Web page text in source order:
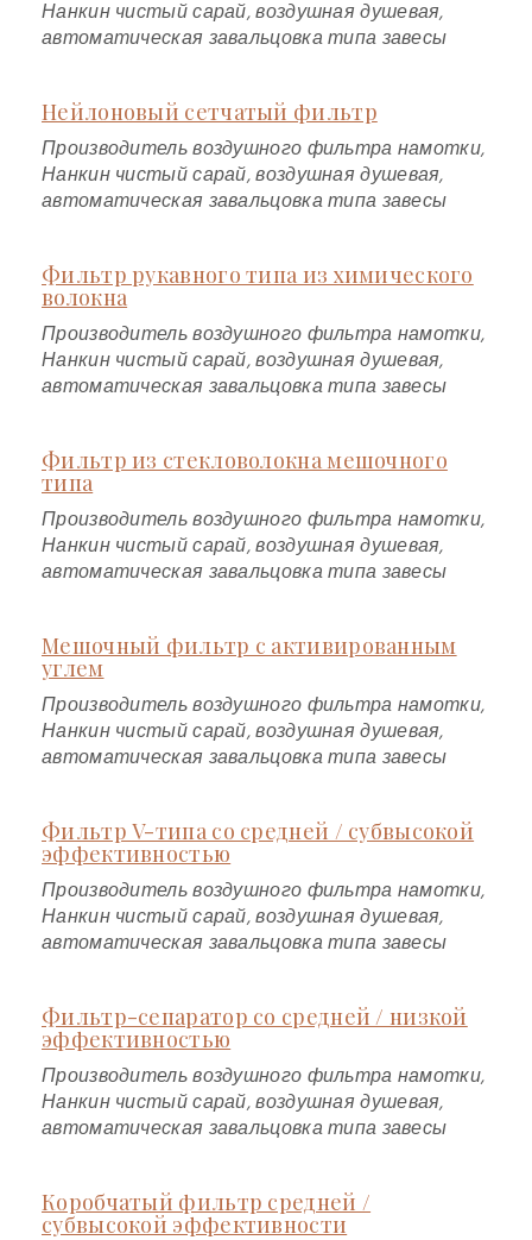
Нанкин чистый сарай, воздушная душевая,
автоматическая завальцовка типа завесы
Нейлоновый сетчатый фильтр
Производитель воздушного фильтра намотки,
Нанкин чистый сарай, воздушная душевая,
автоматическая завальцовка типа завесы
Фильтр рукавного типа из химического
волокна
Производитель воздушного фильтра намотки,
Нанкин чистый сарай, воздушная душевая,
автоматическая завальцовка типа завесы
Фильтр из стекловолокна мешочного
типа
Производитель воздушного фильтра намотки,
Нанкин чистый сарай, воздушная душевая,
автоматическая завальцовка типа завесы
Мешочный фильтр с активированным
углем
Производитель воздушного фильтра намотки,
Нанкин чистый сарай, воздушная душевая,
автоматическая завальцовка типа завесы
Фильтр V-типа со средней / субвысокой
эффективностью
Производитель воздушного фильтра намотки,
Нанкин чистый сарай, воздушная душевая,
автоматическая завальцовка типа завесы
Фильтр-сепаратор со средней / низкой
эффективностью
Производитель воздушного фильтра намотки,
Нанкин чистый сарай, воздушная душевая,
автоматическая завальцовка типа завесы
Коробчатый фильтр средней /
субвысокой эффективности